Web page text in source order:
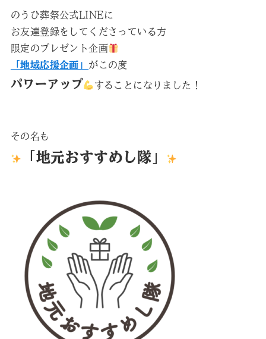
のうひ葬祭公式LINEに
お友達登録をしてくださっている方
限定のプレゼント企画
「地域応援企画」 がこの度
パワーアップ することになりました！
その名も
「地元おすすめし隊」